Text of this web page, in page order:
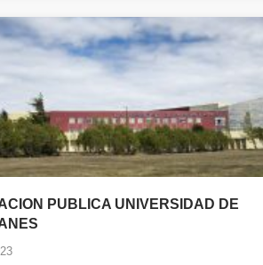
PUBLICA UNIVERSIDAD DE